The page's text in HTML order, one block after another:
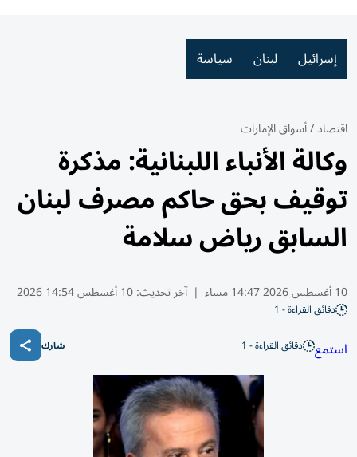
إسرائيل لبنان سياسة
اقتصاد/أسواق الإمارات
وكالة الأنباء اللبنانية: مذكرة
توقيف بحق حاكم مصرف لبنان
السابق رياض سلامة
10 أغسطس 2026 14:47 مساء | آخر تحديث:10 أغسطس 14:54 2026
دقائق القراءة - 1
استمع دقائق القراءة - 1 شارك